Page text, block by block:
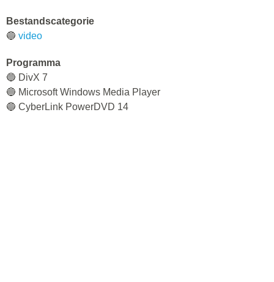
Bestandscategorie
🔵 video
Programma
🔵 DivX 7
🔵 Microsoft Windows Media Player
🔵 CyberLink PowerDVD 14